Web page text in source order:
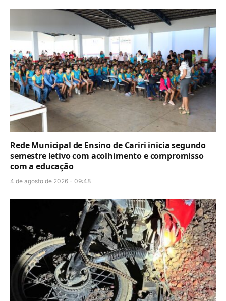
Rede Municipal de Ensino de Cariri inicia segundo
semestre letivo com acolhimento e compromisso
com a educação
4 de agosto de 2026 - 09:48